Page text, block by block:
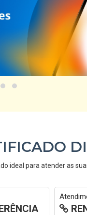
ideal para atender as